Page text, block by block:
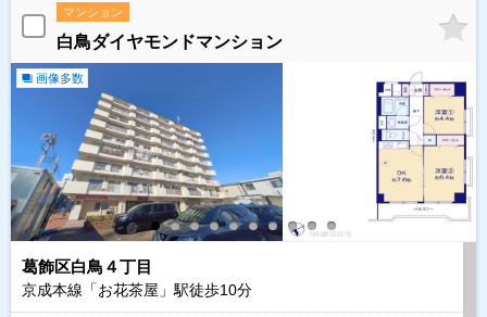
マンション
白鳥ダイヤモンドマンション
画像多数
葛飾区白鳥４丁目
京成本線「お花茶屋」駅徒歩10分